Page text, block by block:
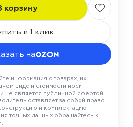
корзину
в 1 клик
на
информация о товарах, их
виде и стоимости носит
не является публичной офертой
оставляет за собой право
и комплектацию
точных данных обращайтесь к